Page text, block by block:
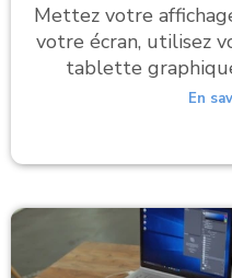
Mettez votre
votre écran, utilisez
tablette
En